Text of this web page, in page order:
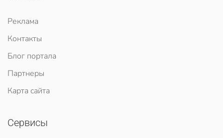
Реклама
Контакты
Блог портала
Партнеры
Карта сайта
Сервисы